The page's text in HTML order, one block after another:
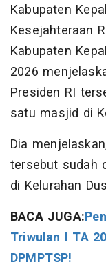
Kabupaten
Kesejahteraan
Kabupaten
2026
Presiden RI
satu masjid di
Dia
tersebut sudah
di Kelurahan
BACA JUGA:
Triwulan I TA
DPMPTSP!